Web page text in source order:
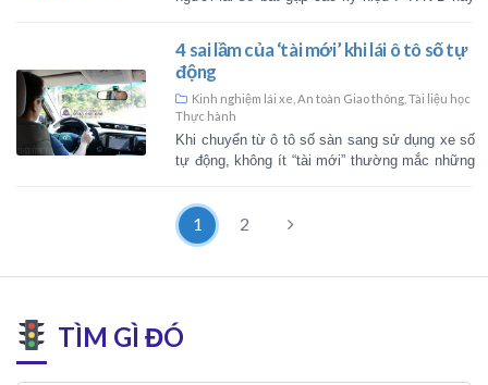
nhiều thao tác thuần thục vì
các bước cơ bản sẽ giúp các
đảm bảo an toàn k [...]
Hướng dẫn sử dụng hệ
trên ô tô cho người mới
Kinh nghiệm lái xe,Tài liệu học
Hệ thống đèn đóng vai trò
1 2
TÌM GÌ ĐÓ